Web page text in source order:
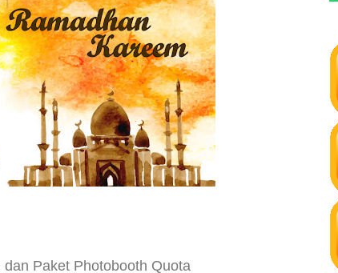
Paket Photobooth Quota